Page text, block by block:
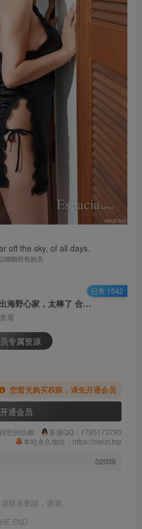
off the sky, of all days.
晴朗所有的天
Espacia Korea：从韩模到出海野心家，太棒了 合集[持续更新]
看
专属资源
您暂无购买权限，请先开通会员
开通会员
您的信赖
客服QQ：1795173790
本站永久地址：https://meizt.top
02039
已售 1542
联系删除，谢谢。
END